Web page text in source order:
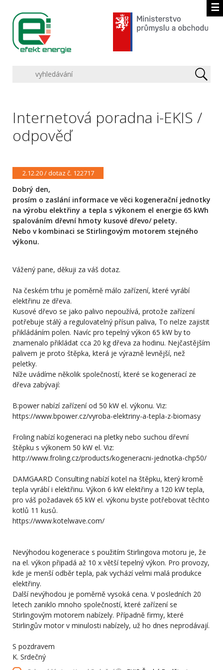
☰
Internetová poradna i-EKIS /
odpověď
2.12.20 / dotaz č. 122717
Dobrý den,
prosím o zaslání informace ve věci kogenerační jednotky
na výrobu elektřiny a tepla s výkonem el energie 65 kWh
spalováním dřevní hmoty kusové dřevo/ pelety.
Nebo v kombinaci se Stirlingovým motorem stejného
výkonu.
Vážený pane, děkuji za váš dotaz.
Na českém trhu je poměrně málo zařízení, které vyrábí
elektřinu ze dřeva.
Kusové dřevo se jako palivo nepoužívá, protože zařízení
potřebuje stálý a regulovatelný přísun paliva, To nelze zajistit
přikládáním polen. Navíc pro tepelný výkon 65 kW by to
znamenalo přikládat cca 20 kg dřeva za hodinu. Nejčastějším
palivem je proto štěpka, která je výrazně levnější, než
peletky.
Níže uvádíme několik společností, které se kogenerací ze
dřeva zabývají:
B:power nabízí zařízení od 50 kW el. výkonu. Viz:
https://www.bpower.cz/vyroba-elektriny-a-tepla-z-biomasy
Froling nabízí kogeneraci na pletky nebo suchou dřevní
štěpku s výkonem 50 kW el. Viz:
http://www.froling.cz/products/kogeneracni-jednotka-chp50/
DAMGAARD Consulting nabízí kotel na štěpku, který kromě
tepla vyrábí i elektřinu. Výkon 6 kW elektřiny a 120 kW tepla,
pro váš požadavek 65 kW el. výkonu byste potřebovat těchto
kotlů 11 kusů.
https://www.kotelwave.com/
Nevýhodou kogenerace s použitím Stirlingova motoru je, že
na el. výkon připadá až 10 x větší tepelný výkon. Pro provozy,
kde je menší odběr tepla, pak vychází velmi malá produkce
elektřiny.
Další nevýhodou je poměrně vysoká cena. V posledních 20
letech zaniklo mnoho společností, které zařízení se
Stirlingovým motorem nabízely. Případně firmy, které
Stirlingův motor v minulosti nabízely, už ho dnes neprodávají.
S pozdravem
K. Srdečný